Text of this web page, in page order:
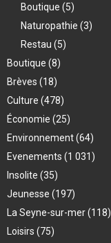
Boutique (5)
Naturopathie (3)
Restau (5)
Boutique (8)
Brèves (18)
Culture (478)
Économie (25)
Environnement(64)
Evenements (1 031)
Insolite (35)
Jeunesse (197)
La Seyne-sur-mer(118)
Loisirs (75)